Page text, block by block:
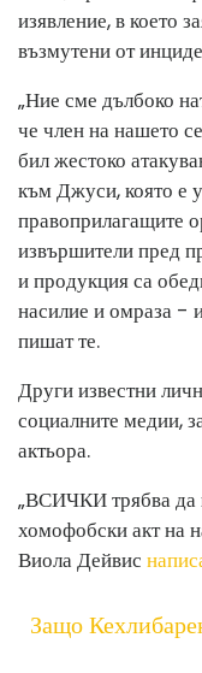
изявление, в което
възмутени от
„Ние сме дълбоко
че член на нашето
бил жестоко
към Джуси, която е
правоприлагащите
извършители пред
и продукция са
насилие и омраза -
пишат те.
Други известни
социалните медии,
актьора.
„ВСИЧКИ трябва да
хомофобски акт на
Виола Дейвис
Защо